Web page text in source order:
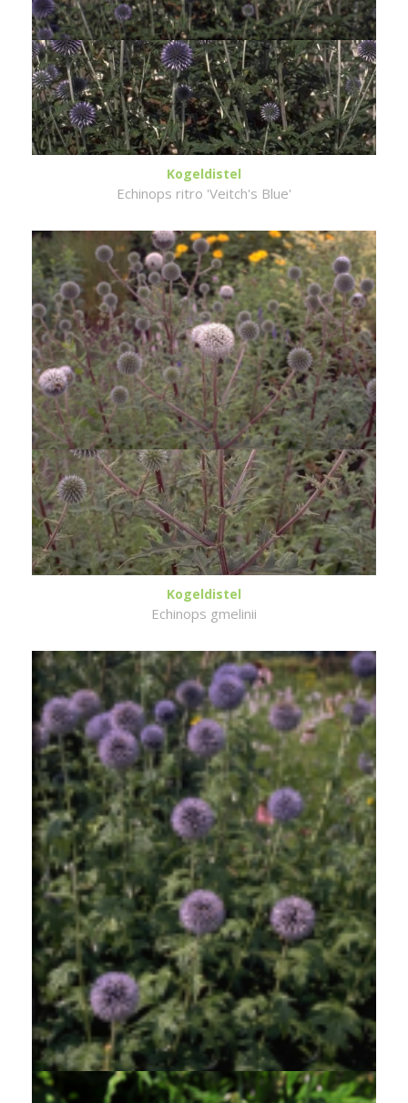
Kogeldistel
Echinops ritro 'Veitch's Blue'
Kogeldistel
Echinops gmelinii
Kogeldistel
Echinops bannaticus 'Taplow Blue'